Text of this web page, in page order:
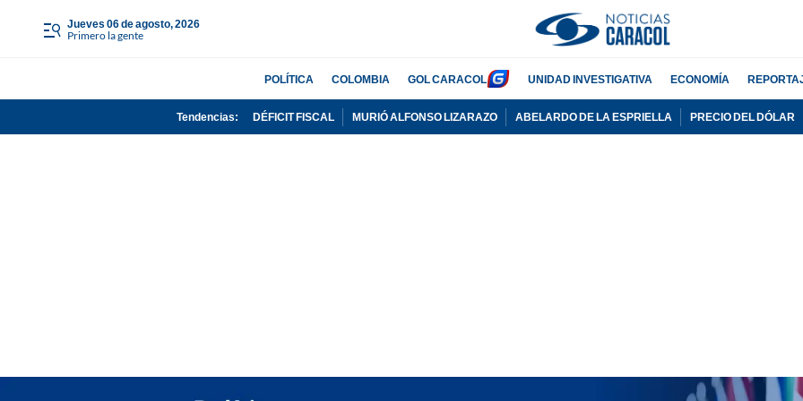
jueves 06 de agosto, 2026
Primero la gente
POLÍTICA COLOMBIA GOL CARACOL UNIDAD INVESTIGATIVA ECONOMÍA
Tendencias: DÉFICIT FISCAL MURIÓ ALFONSO LIZARAZO ABELARDO DE LA ESPRIELLA PRECIO DEL DÓLAR